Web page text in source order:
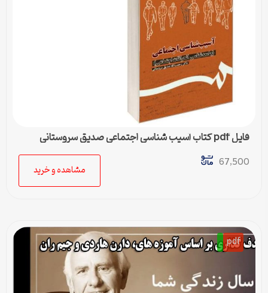
فایل pdf کتاب آسیب شناسی اجتماعی صدیق سروستانی
67,500
مشاهده و خرید
pdf